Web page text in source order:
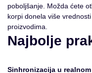
poboljšanje. Možda ćete
korpi donela više
proizvodima.
Najbolje
Sinhronizacija u